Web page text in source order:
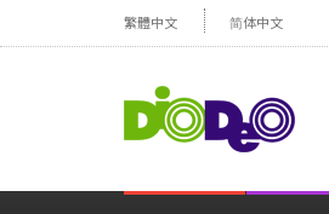
繁體中文 简体中文